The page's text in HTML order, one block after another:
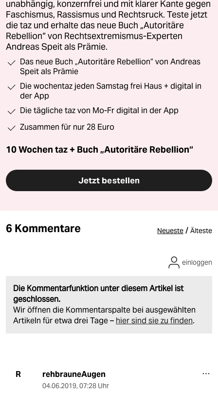
unabhängig, konzernfrei und mit klarer Kante gegen
Faschismus, Rassismus und Rechtsruck. Teste jetzt
die taz und erhalte das neue Buch „Autoritäre
Rebellion“ von Rechtsextremismus-Experten
Andreas Speit als Prämie.
Das neue Buch „Autoritäre Rebellion“ von Andreas
Speit als Prämie
Die wochentaz jeden Samstag frei Haus + digital in
der App
Die tägliche taz von Mo-Fr digital in der App
Zusammen für nur 28 Euro
10 Wochen taz + Buch „Autoritäre Rebellion“
Jetzt bestellen
6 Kommentare Neueste / Älteste
Die Kommentarfunktion unter diesem Artikel ist
geschlossen.
Wir öffnen die Kommentarspalte bei ausgewählten
Artikeln für etwa drei Tage – hier sind sie zu finden.
einloggen
R rehbrauneAugen
04.06.2019, 07:28 Uhr